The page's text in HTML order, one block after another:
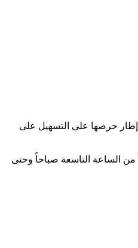
الماضي، وذلك في إطار حرصها على التسهيل على
من الساعة التاسعة صباحاً وحتى